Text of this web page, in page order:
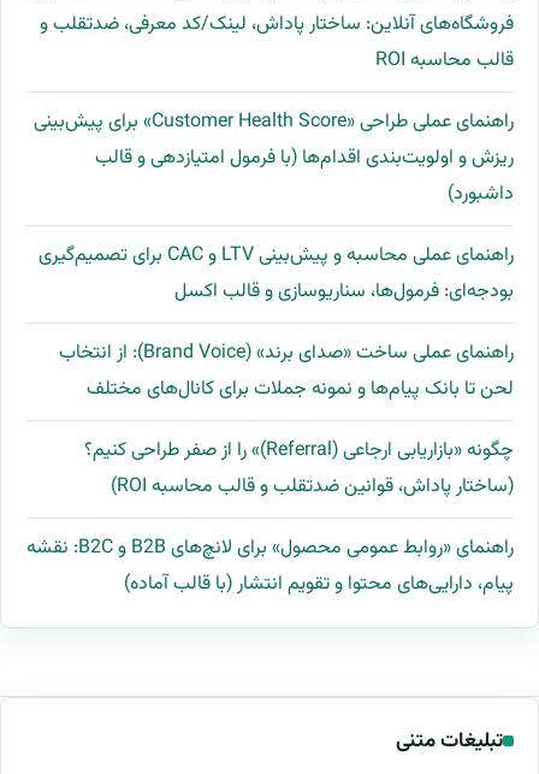
فروشگاه‌های آنلاین: ساختار پاداش، لینک/کد معرفی، ضدتقلب و
قالب محاسبه ROI
راهنمای عملی طراحی «Customer Health Score» برای پیش‌بینی
ریزش و اولویت‌بندی اقدام‌ها (با فرمول امتیازدهی و قالب
داشبورد)
راهنمای عملی محاسبه و پیش‌بینی LTV و CAC برای تصمیم‌گیری
بودجه‌ای: فرمول‌ها، سناریوسازی و قالب اکسل
راهنمای عملی ساخت «صدای برند» (Brand Voice): از انتخاب
لحن تا بانک پیام‌ها و نمونه جملات برای کانال‌های مختلف
چگونه «بازاریابی ارجاعی (Referral)» را از صفر طراحی کنیم؟
(ساختار پاداش، قوانین ضدتقلب و قالب محاسبه ROI)
راهنمای «روابط عمومی محصول» برای لانچ‌های B2B و B2C: نقشه
پیام، دارایی‌های محتوا و تقویم انتشار (با قالب آماده)
تبلیغات متنی